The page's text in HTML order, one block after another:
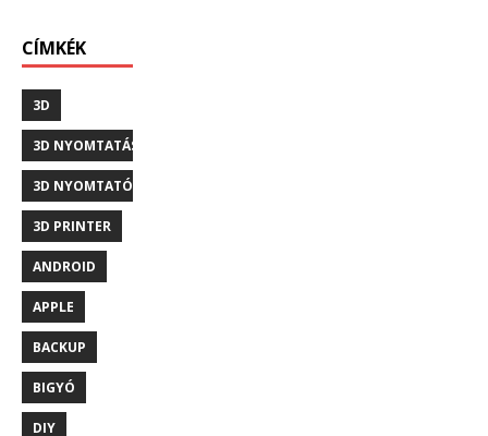
CÍMKÉK
3D
3D NYOMTATÁS
3D NYOMTATÓ
3D PRINTER
ANDROID
APPLE
BACKUP
BIGYÓ
DIY